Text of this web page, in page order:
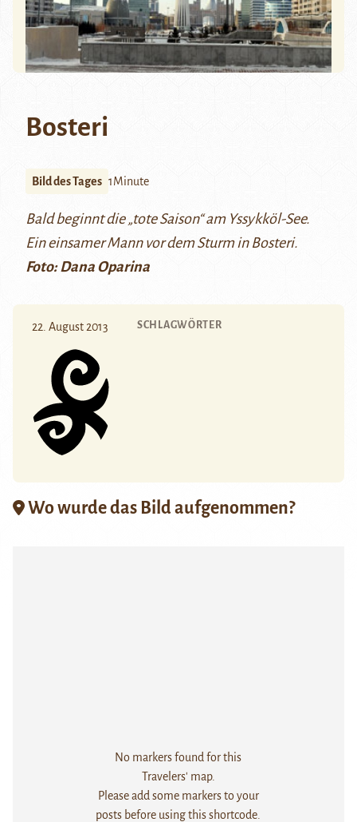
Bosteri
Bild des Tages 1Minute
Bald beginnt die „tote Saison“ am Yssykköl-See.
Ein einsamer Mann vor dem Sturm in Bosteri.
Foto: Dana Oparina
22. August 2013 SCHLAGWÖRTER
Wo wurde das Bild aufgenommen?
No markers found for this
Travelers' map.
Please add some markers to your
posts before using this shortcode.